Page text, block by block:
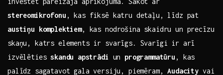
stereomikrofonu , kas fiksē katru ​detaļu, līdz pat‍
austiņu komplektiem, kas nodrošina skaidru un precīzu‍
skaņu, katrs elements ir‍ svarīgs. Svarīgi‌ ir arī
izvēlētiesskandu⁣ apstrādi un programmatūru , kas⁢
palīdz sagatavot gala ⁤versiju, piemēram,Audacity vai